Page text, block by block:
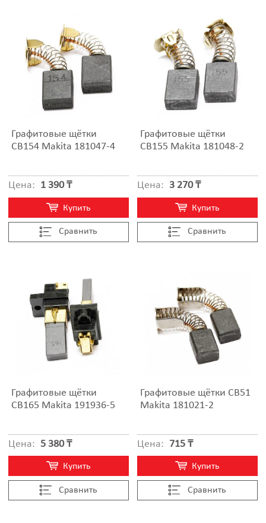
Графитовые щётки
CB154 Makita 181047-4
Цена: 1 390 ₸
Cравнить
Купить
Графитовые щётки
CB155 Makita 181048-2
Цена: 3 270 ₸
Cравнить
Купить
Графитовые щётки
CB165 Makita 191936-5
Цена: 5 380 ₸
Cравнить
Купить
Графитовые щётки CB51
Makita 181021-2
Цена: 715 ₸
Cравнить
Купить